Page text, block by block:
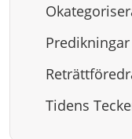
Predikningar
Tidens